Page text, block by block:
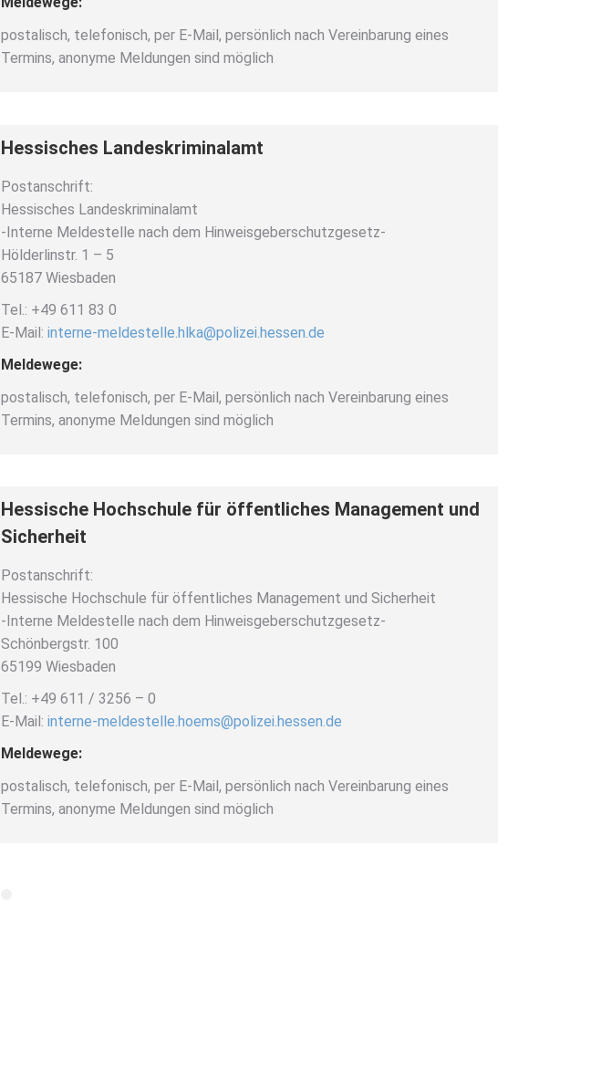
postalisch, telefonisch, per E-Mail, persönlich nach Vereinbarung eines
Termins, anonyme Meldungen sind möglich
Hessisches Landeskriminalamt
Postanschrift:
Hessisches Landeskriminalamt
-Interne Meldestelle nach dem Hinweisgeberschutzgesetz-
Hölderlinstr. 1 – 5
65187 Wiesbaden
Tel.: +49 611 83 0
E-Mail: interne-meldestelle.hlka@polizei.hessen.de
Meldewege:
postalisch, telefonisch, per E-Mail, persönlich nach Vereinbarung eines
Termins, anonyme Meldungen sind möglich
Hessische Hochschule für öffentliches Management und
Sicherheit
Postanschrift:
Hessische Hochschule für öffentliches Management und Sicherheit
-Interne Meldestelle nach dem Hinweisgeberschutzgesetz-
Schönbergstr. 100
65199 Wiesbaden
Tel.: +49 611 / 3256 – 0
E-Mail: interne-meldestelle.hoems@polizei.hessen.de
Meldewege:
postalisch, telefonisch, per E-Mail, persönlich nach Vereinbarung eines
Termins, anonyme Meldungen sind möglich